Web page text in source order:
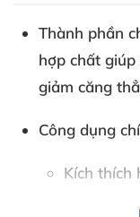
Thành phần
hợp chất
giảm căng
Công dụng
Kích thích